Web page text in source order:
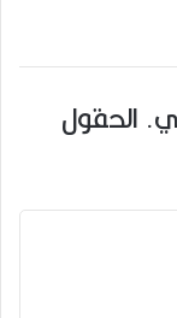
الحقول